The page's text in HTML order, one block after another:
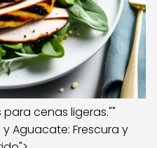
cenas ligeras.""
Aguacate: Frescura y